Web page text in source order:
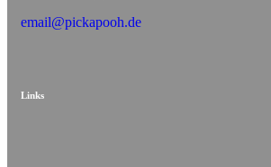
email@pickapooh.de
Links